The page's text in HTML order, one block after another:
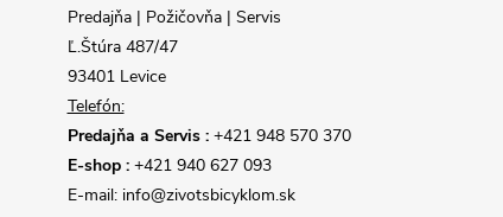
Predajňa | Požičovňa | Servis
Ľ.Štúra 487/47
93401 Levice
Telefón:
Predajňa a Servis :+421 948 570 370
E-shop : +421 940 627 093
E-mail: info@zivotsbicyklom.sk